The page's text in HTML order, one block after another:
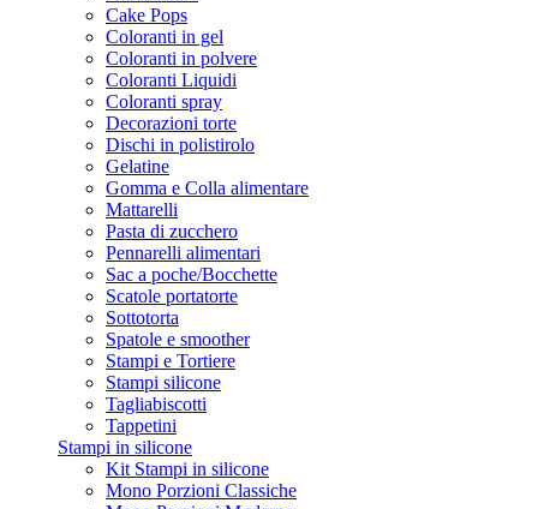
Cake Pops
Coloranti in gel
Coloranti in polvere
Coloranti Liquidi
Coloranti spray
Decorazioni torte
Dischi in polistirolo
Gelatine
Gomma e Colla alimentare
Mattarelli
Pasta di zucchero
Pennarelli alimentari
Sac a poche/Bocchette
Scatole portatorte
Sottotorta
Spatole e smoother
Stampi e Tortiere
Stampi silicone
Tagliabiscotti
Tappetini
Stampi in silicone
Kit Stampi in silicone
Mono Porzioni Classiche